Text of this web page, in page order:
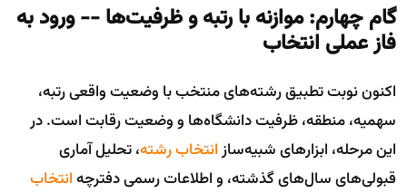
گام چهارم: موازنه با رتبه و ظرفیت‌ها -- ورود به
فاز عملی انتخاب
اکنون نوبت تطبیق رشته‌های منتخب با وضعیت واقعی رتبه،
سهمیه، منطقه، ظرفیت دانشگاه‌ها و وضعیت رقابت است. در
این مرحله، ابزارهای شبیه‌سازانتخاب رشته، تحلیل آماری
قبولی‌های سال‌های گذشته، و اطلاعات رسمی دفترچهانتخاب